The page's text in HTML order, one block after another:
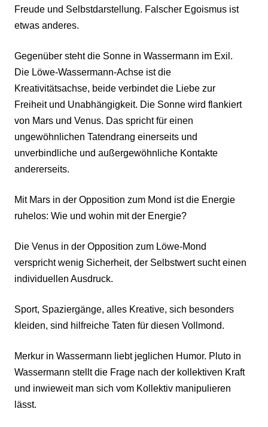
Freude und Selbstdarstellung. Falscher Egoismus ist
etwas anderes.
Gegenüber steht die Sonne in Wassermann im Exil.
Die Löwe-Wassermann-Achse ist die
Kreativitätsachse, beide verbindet die Liebe zur
Freiheit und Unabhängigkeit. Die Sonne wird flankiert
von Mars und Venus. Das spricht für einen
ungewöhnlichen Tatendrang einerseits und
unverbindliche und außergewöhnliche Kontakte
andererseits.
Mit Mars in der Opposition zum Mond ist die Energie
ruhelos: Wie und wohin mit der Energie?
Die Venus in der Opposition zum Löwe-Mond
verspricht wenig Sicherheit, der Selbstwert sucht einen
individuellen Ausdruck.
Sport, Spaziergänge, alles Kreative, sich besonders
kleiden, sind hilfreiche Taten für diesen Vollmond.
Merkur in Wassermann liebt jeglichen Humor. Pluto in
Wassermann stellt die Frage nach der kollektiven Kraft
und inwieweit man sich vom Kollektiv manipulieren
lässt.